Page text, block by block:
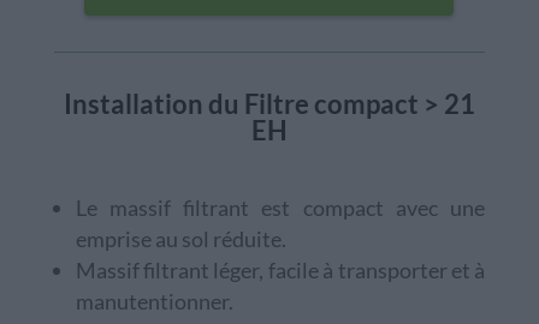
Installation du Filtre compact > 21
EH
Le massif filtrant est compact avec une
emprise au sol réduite.
Massif filtrant léger, facile à transporter et à
manutentionner.